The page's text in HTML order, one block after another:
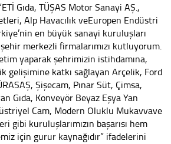
Gıda, TÜŞAS Motor Sanayi AŞ.,
Alp Havacılık veEuropen Endüstri
en büyük sanayi kuruluşları
merkezli firmalarımızı kutluyorum.
yaparak şehrimizin istihdamına,
gelişimine katkı sağlayan Arçelik, Ford
Şişecam, Pınar Süt, Çimsa,
Gıda, Konveyör Beyaz Eşya Yan
Cam, Modern Oluklu Mukavvave
gibi kuruluşlarımızın başarısı hem
için gurur kaynağıdır” ifadelerini